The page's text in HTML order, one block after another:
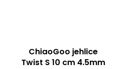
ChiaoGoo jehlice
Twist S 10 cm 4.5mm